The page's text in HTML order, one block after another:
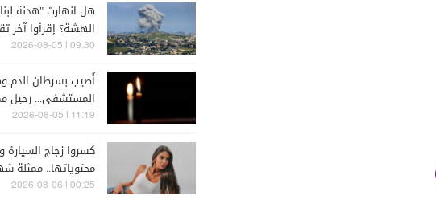
هل انهارت "هدنة
الهشة؟ إقرأوا آخر
إسرائيلية
09:30 | 2026-08-05
أُصيب بسرطان
المستشفى... رحيل
مُخضرم عن 74 عاماً
11:19 | 2026-08-05
كسروا زجاج السيارة
محتوياتها.. ممثلة
تتعرّض للسرقة في
00:25 | 2026-08-06